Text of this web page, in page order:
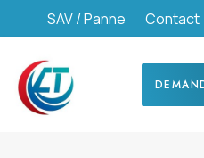
SAV / Panne Contact